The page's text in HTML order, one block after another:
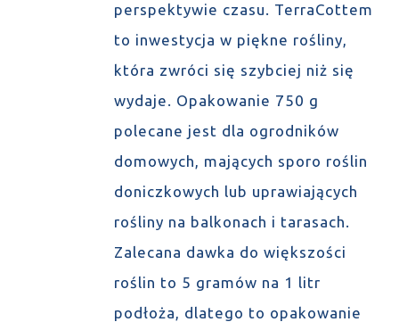
perspektywie czasu. TerraCottem
to inwestycja w piękne rośliny,
która zwróci się szybciej niż się
wydaje. Opakowanie 750 g
polecane jest dla ogrodników
domowych, mających sporo roślin
doniczkowych lub uprawiających
rośliny na balkonach i tarasach.
Zalecana dawka do większości
roślin to 5 gramów na 1 litr
podłoża, dlatego to opakowanie